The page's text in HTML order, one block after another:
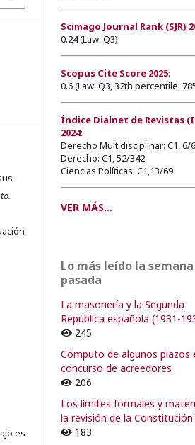
es
Scimago Journal Rank (SJR)
0.24 (Law: Q3)
Scopus Cite Score 2025:
0.6 (Law: Q3, 32th percentile,
Índice Dialnet de Revistas
2024:
Derecho Multidisciplinar: C1, 6/
Derecho: C1, 52/342
Ciencias Políticas: C1,13/69
VER MÁS...
Lo más leído la semana
pasada
La masonería y la Segunda
República española (1931-
245
Cómputo de algunos plazos
concurso de acreedores
206
Los límites formales y
la revisión de la
183